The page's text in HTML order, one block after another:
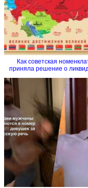
Как советская
приняла решение о